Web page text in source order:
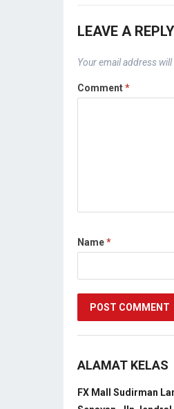
LEAVE A REPLY
Your email address
Comment*
Name*
ALAMAT KELAS
FX Mall Sudirman